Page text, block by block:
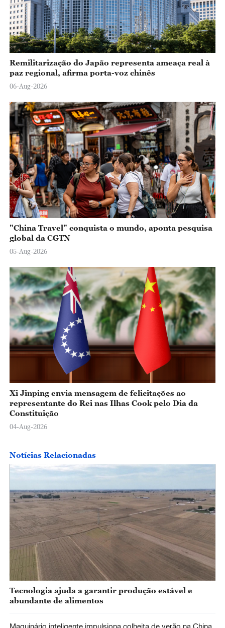
Remilitarização do Japão representa ameaça real à
paz regional, afirma porta-voz chinês
06-Aug-2026
"China Travel" conquista o mundo, aponta pesquisa
global da CGTN
05-Aug-2026
Xi Jinping envia mensagem de felicitações ao
representante do Rei nas Ilhas Cook pelo Dia da
Constituição
04-Aug-2026
Notícias Relacionadas
Tecnologia ajuda a garantir produção estável e
abundante de alimentos
Maquinário inteligente impulsiona colheita de verão na China